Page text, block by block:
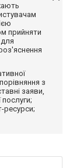
прийняти
з
заяви,
послуги;
ресурси;